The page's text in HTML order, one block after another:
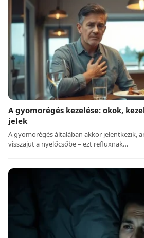
A gyomorégés kezelése: okok,
jelek
A gyomorégés általában akkor jelentkezik,
visszajut a nyelőcsőbe – ezt refluxnak…